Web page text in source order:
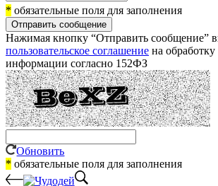
* обязательные поля для заполнения
Отправить сообщение
Нажимая кнопку “Отправить сообщение”
пользовательское соглашение на
информации согласно 152ФЗ
Обновить
* обязательные поля для заполнения